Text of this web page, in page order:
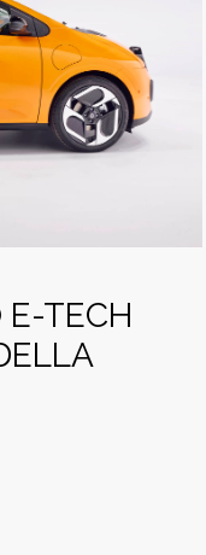
E-TECH